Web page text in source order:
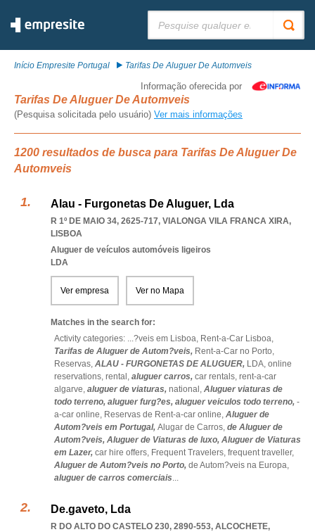
Início Empresite Portugal Tarifas De Aluguer De Automveis
Informação oferecida por
Tarifas De Aluguer De Automveis
(Pesquisa solicitada pelo usuário) Ver mais informações
1200 resultados de busca para Tarifas De Aluguer De
Automveis
Alau - Furgonetas De Aluguer, Lda
R 1º DE MAIO 34, 2625-717, VIALONGA VILA FRANCA XIRA,
LISBOA
Aluguer de veículos automóveis ligeiros
LDA
Ver empresa Ver no Mapa
Matches in the search for:
Activity categories: ...?veis em Lisboa, Rent-a-Car Lisboa,
Tarifas de Aluguer de Autom?veis, Rent-a-Car no Porto,
Reservas, ALAU - FURGONETAS DE ALUGUER, LDA, online
reservations, rental, aluguer carros, car rentals, rent-a-car
algarve, aluguer de viaturas, national, Aluguer viaturas de
todo terreno, aluguer furg?es, aluguer veiculos todo terreno, -
a-car online, Reservas de Rent-a-car online, Aluguer de
Autom?veis em Portugal, Alugar de Carros, de Aluguer de
Autom?veis, Aluguer de Viaturas de luxo, Aluguer de Viaturas
em Lazer, car hire offers, Frequent Travelers, frequent traveller,
Aluguer de Autom?veis no Porto, de Autom?veis na Europa,
aluguer de carros comerciais...
De.gaveto, Lda
R DO ALTO DO CASTELO 230, 2890-553, ALCOCHETE,